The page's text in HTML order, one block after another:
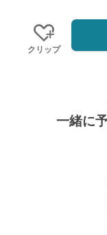
クリップ
一緒に